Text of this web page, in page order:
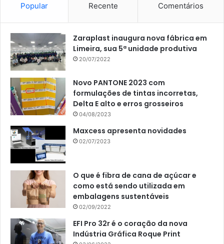
Popular Recente Comentários
Zaraplast inaugura nova fábrica em
Limeira, sua 5ª unidade produtiva
20/07/2022
Novo PANTONE 2023 com
formulações de tintas incorretas,
Delta E alto e erros grosseiros
04/08/2023
Maxcess apresenta novidades
02/07/2023
O que é fibra de cana de açúcar e
como está sendo utilizada em
embalagens sustentáveis
02/09/2022
EFI Pro 32r é o coração da nova
Indústria Gráfica Roque Print